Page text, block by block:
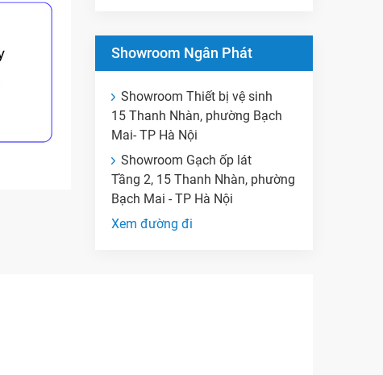
Showroom Ngân Phát
Showroom Thiết bị vệ sinh
15 Thanh Nhàn, phường Bạch
Mai- TP Hà Nội
Showroom Gạch ốp lát
Tầng 2, 15 Thanh Nhàn, phường
Bạch Mai - TP Hà Nội
Xem đường đi